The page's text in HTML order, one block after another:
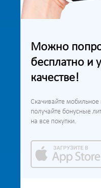
Можно
бесплатно и
качестве!
Скачивайте мобильное
получайте бонусные
на все покупки.